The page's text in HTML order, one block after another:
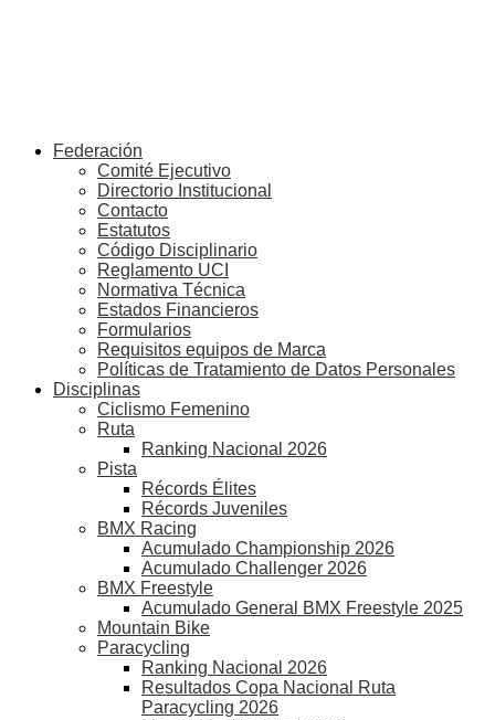
Federación
Comité Ejecutivo
Directorio Institucional
Contacto
Estatutos
Código Disciplinario
Reglamento UCI
Normativa Técnica
Estados Financieros
Formularios
Requisitos equipos de Marca
Políticas de Tratamiento de Datos Personales
Disciplinas
Ciclismo Femenino
Ruta
Ranking Nacional 2026
Pista
Récords Élites
Récords Juveniles
BMX Racing
Acumulado Championship 2026
Acumulado Challenger 2026
BMX Freestyle
Acumulado General BMX Freestyle 2025
Mountain Bike
Paracycling
Ranking Nacional 2026
Resultados Copa Nacional Ruta
Paracycling 2026